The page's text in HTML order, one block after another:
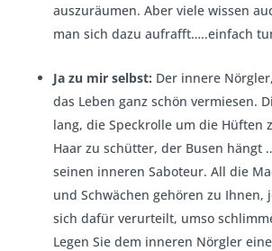
auszuräumen. Aber viele wissen
man sich dazu aufrafft…..einfach
Ja zu mir selbst: Der innere
das Leben ganz schön vermiesen.
lang, die Speckrolle um die Hüften
Haar zu schütter, der Busen hängt
seinen inneren Saboteur. All die
und Schwächen gehören zu Ihnen,
sich dafür verurteilt, umso
Legen Sie dem inneren Nörgler